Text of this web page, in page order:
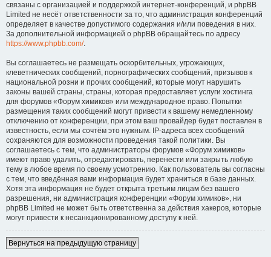
связаны с организацией и поддержкой интернет-конференций, и phpBB
Limited не несёт ответственности за то, что администрация конференций
определяет в качестве допустимого содержания и/или поведения в них.
За дополнительной информацией о phpBB обращайтесь по адресу
https://www.phpbb.com/.
Вы соглашаетесь не размещать оскорбительных, угрожающих,
клеветнических сообщений, порнографических сообщений, призывов к
национальной розни и прочих сообщений, которые могут нарушить
законы вашей страны, страны, которая предоставляет услуги хостинга
для форумов «Форум химиков» или международное право. Попытки
размещения таких сообщений могут привести к вашему немедленному
отключению от конференции, при этом ваш провайдер будет поставлен в
известность, если мы сочтём это нужным. IP-адреса всех сообщений
сохраняются для возможности проведения такой политики. Вы
соглашаетесь с тем, что администраторы форумов «Форум химиков»
имеют право удалить, отредактировать, перенести или закрыть любую
тему в любое время по своему усмотрению. Как пользователь вы согласны
с тем, что введённая вами информация будет храниться в базе данных.
Хотя эта информация не будет открыта третьим лицам без вашего
разрешения, ни администрация конференции «Форум химиков», ни
phpBB Limited не может быть ответственна за действия хакеров, которые
могут привести к несанкционированному доступу к ней.
Вернуться на предыдущую страницу